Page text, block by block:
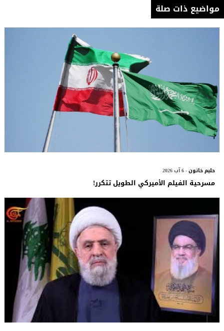
مواضيع ذات صلة
حليم خاتون- 6 آب 2026
مسرحية الفيلم الأميركي الطويل تتكرر!